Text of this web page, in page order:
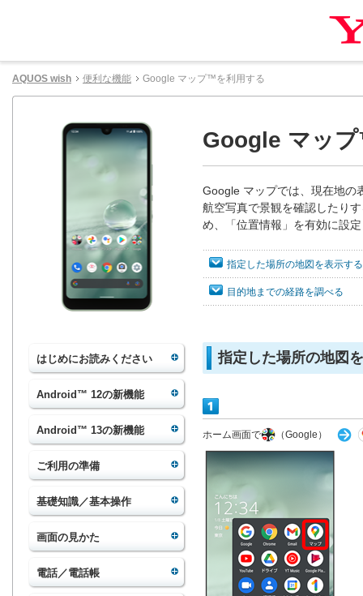
AQUOS wish 便利な機能 Google マップ™を利用する
はじめにお読みください
Android™ 12の新機能
Android™ 13の新機能
ご利用の準備
基礎知識／基本操作
画面の見かた
電話／電話帳
Google マッ
Google マップでは、現在地の
航空写真で景観を確認したり
め、「位置情報」を有効に設
指定した場所の地図を表示する
目的地までの経路を調べる
指定した場所の地図
ホーム画面で （Google）